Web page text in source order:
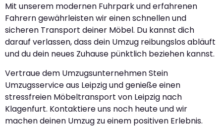
Mit unserem modernen Fuhrpark und erfahrenen
Fahrern gewährleisten wir einen schnellen und
sicheren Transport deiner Möbel. Du kannst dich
darauf verlassen, dass dein Umzug reibungslos abläuft
und du dein neues Zuhause pünktlich beziehen kannst.
Vertraue dem Umzugsunternehmen Stein
Umzugsservice aus Leipzig und genieße einen
stressfreien Möbeltransport von Leipzig nach
Klagenfurt. Kontaktiere uns noch heute und wir
machen deinen Umzug zu einem positiven Erlebnis.